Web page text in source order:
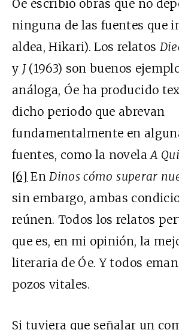
Óe escribió obras que no
ninguna de las fuentes que
aldea, Hikari). Los relatos
y J(1963) son buenos
análoga, Óe ha producido
dicho periodo que abrevan
fundamentalmente en
fuentes, como la novelaA
[6] En Dinos cómo superar
sin embargo, ambas
reúnen. Todos los relatos
que es, en mi opinión, la
literaria de Óe. Y todos
pozos vitales.
Si tuviera que señalar un